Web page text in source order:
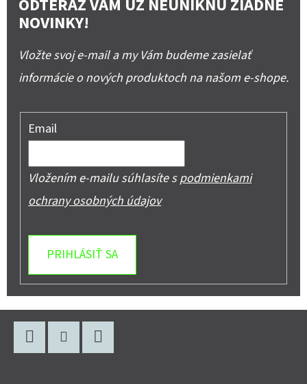
ODTERAZ VÁM UŽ NEUNIKNÚ ŽIADNE
NOVINKY!
Vložte svoj e-mail a my Vám budeme zasielať
informácie o nových produktoch na našom e-shope.
Email
Vložením e-mailu súhlasíte spodmienkami
ochrany osobných údajov
PRIHLÁSIŤ SA